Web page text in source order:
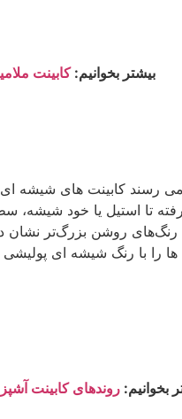
بیشتر بخوانیم:کابینت
استیل یا خود شیشه،
روشن بزرگ‌تر نشان
را با رنگ شیشه ای
بخوانیم:روندهای کابینت